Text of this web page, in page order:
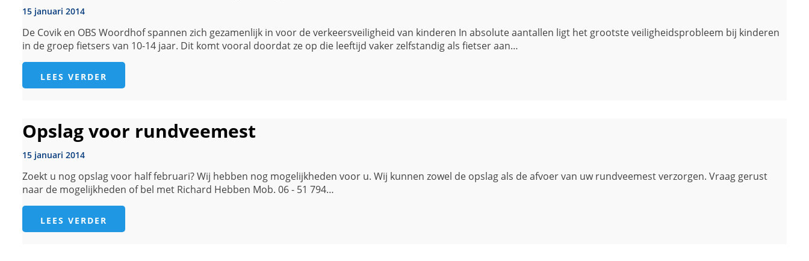
15 januari 2014
De Covik en OBS Woordhof spannen zich gezamenlijk in voor de verkeersveiligheid van kinderen In absolute aantallen ligt het grootste veiligheidsprobleem bij kinderen
in de groep fietsers van 10-14 jaar. Dit komt vooral doordat ze op die leeftijd vaker zelfstandig als fietser aan…
LEES VERDER
Opslag voor rundveemest
15 januari 2014
Zoekt u nog opslag voor half februari? Wij hebben nog mogelijkheden voor u. Wij kunnen zowel de opslag als de afvoer van uw rundveemest verzorgen. Vraag gerust
naar de mogelijkheden of bel met Richard Hebben Mob. 06 - 51 794…
LEES VERDER